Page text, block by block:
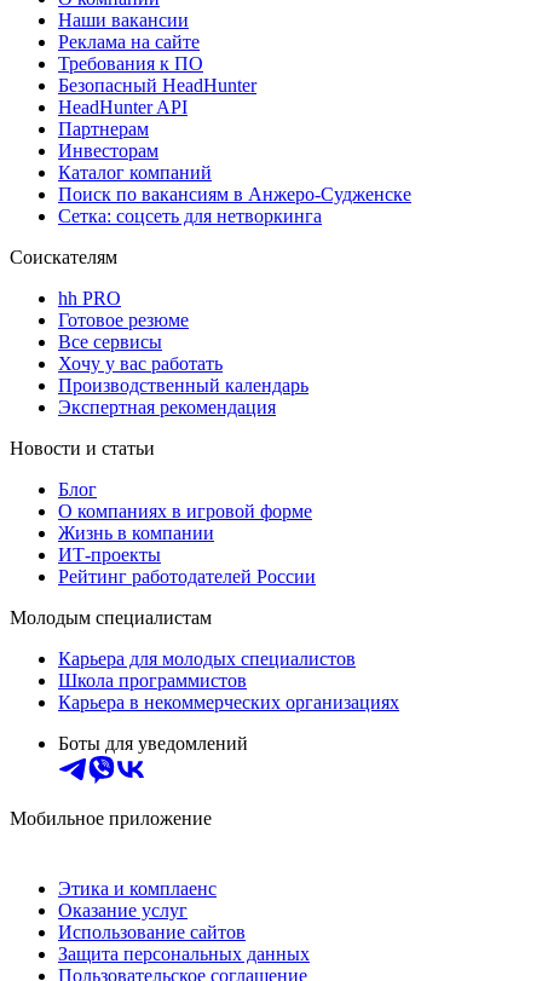
Наши вакансии
Реклама на сайте
Требования к ПО
Безопасный HeadHunter
HeadHunter API
Партнерам
Инвесторам
Каталог компаний
Поиск по вакансиям в Анжеро-Судженске
Сетка: соцсеть для нетворкинга
Соискателям
hh PRO
Готовое резюме
Все сервисы
Хочу у вас работать
Производственный календарь
Экспертная рекомендация
Новости и статьи
Блог
О компаниях в игровой форме
Жизнь в компании
ИТ-проекты
Рейтинг работодателей России
Молодым специалистам
Карьера для молодых специалистов
Школа программистов
Карьера в некоммерческих организациях
Боты для уведомлений
Мобильное приложение
Этика и комплаенс
Оказание услуг
Использование сайтов
Защита персональных данных
Пользовательское соглашение